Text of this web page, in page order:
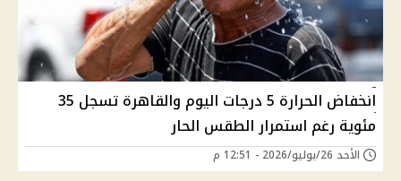
انخفاض الحرارة 5 درجات اليوم والقاهرة تسجل 35
مئوية رغم استمرار الطقس الحار
الأحد 26/يوليو/2026 - 12:51 م